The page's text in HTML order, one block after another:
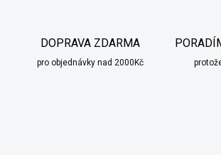
DOPRAVA ZDARMA
pro objednávky nad 2000Kč